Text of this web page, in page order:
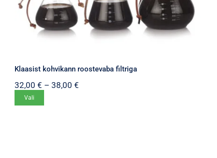
Klaasist kohvikann roostevaba filtriga
32,00 € – 38,00 €Hinnavahemik:
Vali